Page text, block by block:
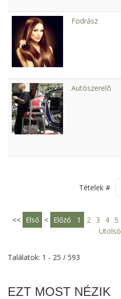
Fodrász
Autószerelõ
Tételek #
<< Első < Előző 1 2 3 4 5
Utolsó
Találatok: 1 - 25 / 593
EZT MOST NÉZIK